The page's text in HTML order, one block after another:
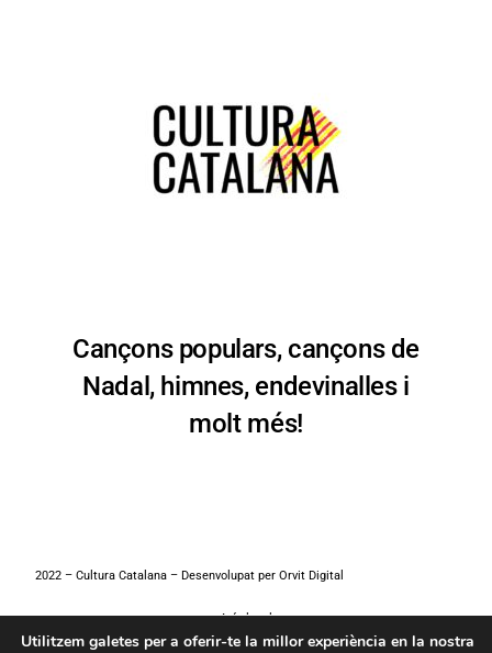
Cançons populars, cançons de
Nadal, himnes, endevinalles i
molt més!
2022 – Cultura Catalana – Desenvolupat per Orvit Digital
Avís legal
Utilitzem galetes per a oferir-te la millor experiència en la nostra